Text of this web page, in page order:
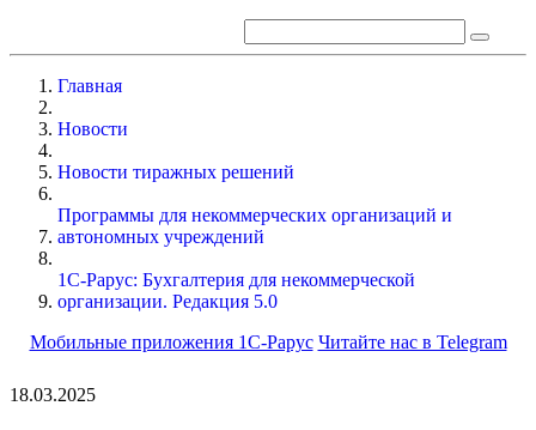
Главная
Новости
Новости тиражных решений
Программы для некоммерческих организаций и
автономных учреждений
1С-Рарус: Бухгалтерия для некоммерческой
организации. Редакция 5.0
Мобильные приложения 1С-Рарус Читайте нас в Telegram
18.03.2025